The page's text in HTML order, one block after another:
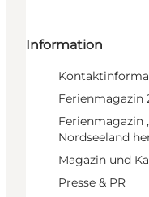
Information
Ferienmagazin
Ferienmagazin
Nordseeland
Magazin und
Presse & PR